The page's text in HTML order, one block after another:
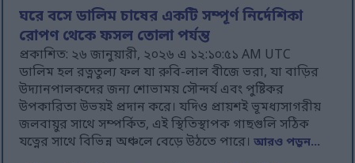
ঘরে বসে ডালিম চাষের একটি সম্পূর্ণ নির্দেশিকা
রোপণ থেকে ফসল তোলা পর্যন্ত
প্রকাশিত: ২৬ জানুয়ারী, ২০২৬ এ ১২:১০:৫১ AM UTC
ডালিম হল রত্নতুল্য ফল যা রুবি-লাল বীজে ভরা, যা বাড়ির
উদ্যানপালকদের জন্য শোভাময় সৌন্দর্য এবং পুষ্টিকর
উপকারিতা উভয়ই প্রদান করে। যদিও প্রায়শই ভূমধ্যসাগরীয়
জলবায়ুর সাথে সম্পর্কিত, এই স্থিতিস্থাপক গাছগুলি সঠিক
যত্নের সাথে বিভিন্ন অঞ্চলে বেড়ে উঠতে পারে।আরও পড়ুন...